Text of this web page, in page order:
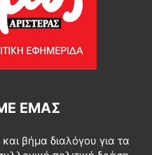
ΕΜΆΣ
βήμα διαλόγου για τα